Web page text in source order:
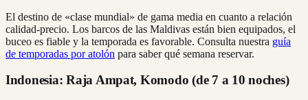
El destino de «clase mundial» de gama media en cuanto a relación
calidad-precio. Los barcos de las Maldivas están bien equipados, el
buceo es fiable y la temporada es favorable. Consulta nuestra guía
de temporadas por atolón para saber qué semana reservar.
Indonesia: Raja Ampat, Komodo (de 7 a 10 noches)